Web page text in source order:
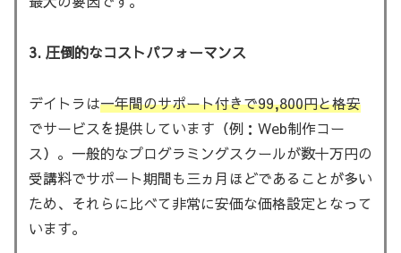
3. 圧倒的なコストパフォーマンス
デイトラは一年間のサポート付きで99,800円と格安
でサービスを提供しています（例：Web制作コー
ス）。一般的なプログラミングスクールが数十万円の
受講料でサポート期間も三ヵ月ほどであることが多い
ため、それらに比べて非常に安価な価格設定となって
います。